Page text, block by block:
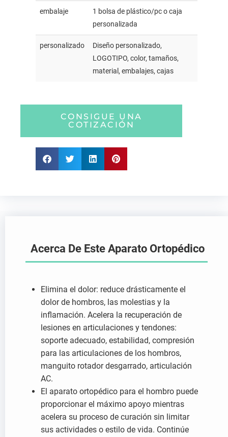
embalaje
1 bolsa de plástico/pc o caja
personalizada
personalizado
Diseño personalizado,
LOGOTIPO, color, tamaños,
material, embalajes, cajas
CONSIGUE UNA
COTIZACIÓN
Acerca De Este Aparato Ortopédico
Elimina el dolor: reduce drásticamente el
dolor de hombros, las molestias y la
inflamación. Acelera la recuperación de
lesiones en articulaciones y tendones:
soporte adecuado, estabilidad, compresión
para las articulaciones de los hombros,
manguito rotador desgarrado, articulación
AC.
El aparato ortopédico para el hombro puede
proporcionar el máximo apoyo mientras
acelera su proceso de curación sin limitar
sus actividades o estilo de vida. Continúe